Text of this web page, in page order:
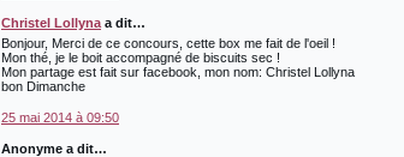
Christel Lollyna a dit…
Bonjour, Merci de ce concours, cette box me fait de l'oeil !
Mon thé, je le boit accompagné de biscuits sec !
Mon partage est fait sur facebook, mon nom: Christel Lollyna
bon Dimanche
25 mai 2014 à 09:50
Anonyme a dit…